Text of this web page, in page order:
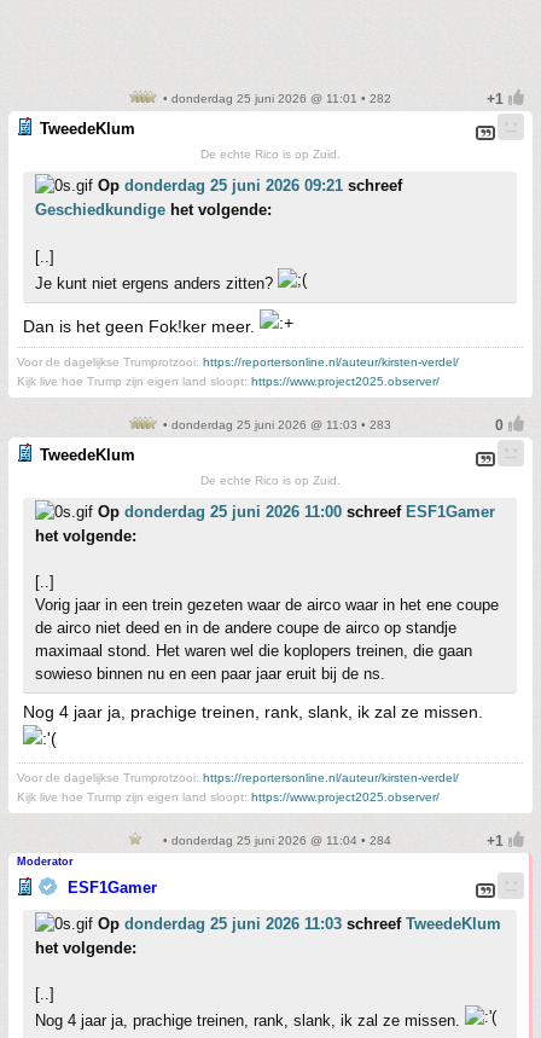
• donderdag 25 juni 2026 @ 11:01 • 282
TweedeKlum
De echte Rico is op Zuid.
Op donderdag 25 juni 2026 09:21 schreef
Geschiedkundige het volgende:
[..]
Je kunt niet ergens anders zitten?
Dan is het geen Fok!ker meer.
Voor de dagelijkse Trumprotzooi: https://reportersonline.nl/auteur/kirsten-verdel/
Kijk live hoe Trump zijn eigen land sloopt: https://www.project2025.observer/
• donderdag 25 juni 2026 @ 11:03 • 283
TweedeKlum
De echte Rico is op Zuid.
Op donderdag 25 juni 2026 11:00 schreef ESF1Gamer
het volgende:
[..]
Vorig jaar in een trein gezeten waar de airco waar in het ene coupe
de airco niet deed en in de andere coupe de airco op standje
maximaal stond. Het waren wel die koplopers treinen, die gaan
sowieso binnen nu en een paar jaar eruit bij de ns.
Nog 4 jaar ja, prachige treinen, rank, slank, ik zal ze missen.
Voor de dagelijkse Trumprotzooi: https://reportersonline.nl/auteur/kirsten-verdel/
Kijk live hoe Trump zijn eigen land sloopt: https://www.project2025.observer/
• donderdag 25 juni 2026 @ 11:04 • 284
Moderator
ESF1Gamer
Op donderdag 25 juni 2026 11:03 schreef TweedeKlum
het volgende:
[..]
Nog 4 jaar ja, prachige treinen, rank, slank, ik zal ze missen.